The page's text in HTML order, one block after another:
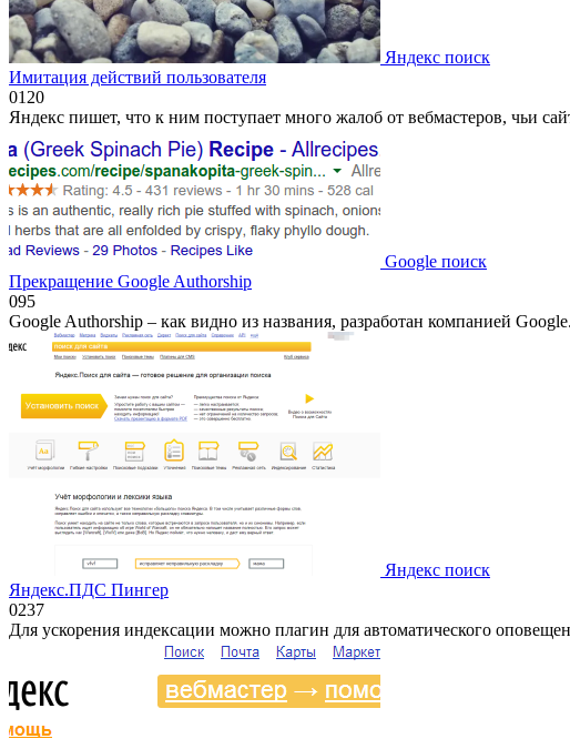
Яндекс поиск
Имитация действий пользователя
0120
Яндекс пишет, что к ним поступает много жалоб от вебмастеров, чьи
Google поиск
Прекращение Google Authorship
095
Google Authorship – как видно из названия, разработан компанией
Яндекс поиск
Яндекс.ПДС Пингер
0237
Для ускорения индексации можно плагин для автоматического